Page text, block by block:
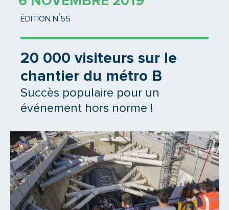
ÉDITION N °55
20 000 visiteurs sur le
chantier du métro B
Succès populaire pour un
événement hors norme !